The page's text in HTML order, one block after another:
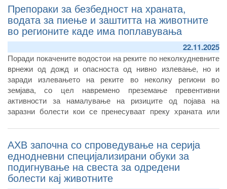
Препораки за безбедност на храната,
водата за пиење и заштитта на животните
во регионите каде има поплавувања
22.11.2025
Поради покачените водостои на реките по неколкудневните
врнежи од дожд и опасноста од нивно излевање, но и
заради излевањето на реките во неколку региони во
земјава, со цел навремено преземање превентивни
активности за намалување на ризиците од појава на
заразни болести кои се пренесуваат преку храната или
храна и ветеринарство (АХВ) апелира до населението да
води сметка за безбеднсота на храната, водата за пиење и
за здравствената состојба и благосостојбата на животните
АХВ започна со спроведување на серија
еднодневни специјализирани обуки за
подигнување на свеста за одредени
болести кај животните